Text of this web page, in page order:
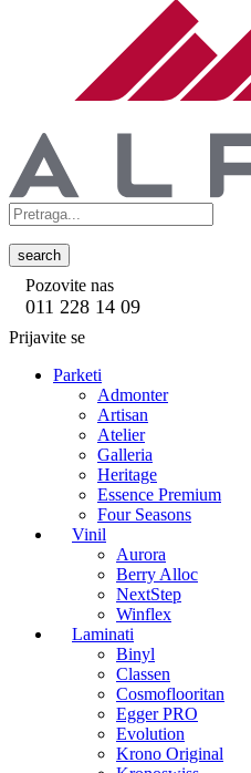
search
Pozovite nas
011 228 14 09
Prijavite se
Parketi
Admonter
Artisan
Atelier
Galleria
Heritage
Essence Premium
Four Seasons
Vinil
Aurora
Berry Alloc
NextStep
Winflex
Laminati
Binyl
Classen
Cosmoflooritan
Egger PRO
Evolution
Krono Original